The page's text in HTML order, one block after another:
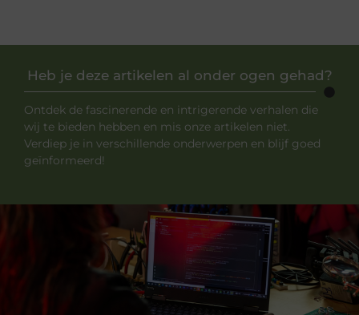
Heb je deze artikelen al onder ogen gehad?
Ontdek de fascinerende en intrigerende verhalen die
wij te bieden hebben en mis onze artikelen niet.
Verdiep je in verschillende onderwerpen en blijf goed
geïnformeerd!